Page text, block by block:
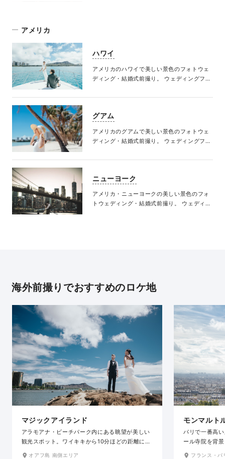
アメリカ
ハワイ
アメリカのハワイで美しい景色のフォトウェ
ディング・結婚式前撮り。 ウェディングフォ
グアム
アメリカのグアムで美しい景色のフォトウェ
ディング・結婚式前撮り。 ウェディングフォ
ニューヨーク
アメリカ・ニューヨークの美しい景色のフォ
トウェディング・結婚式前撮り。 ウェディン
海外前撮りでおすすめのロケ地
マジックアイランド
アラモアナ・ビーチパーク内にある眺望が美しい
観光スポット。ワイキキから10分ほどの距離にあ
り、ダイヤモンドヘッドを遠縁に望みながら美し
オアフ島 南側エリア
モンマルト
パリで一番高
ール寺院を背
一般に開放さ
フランス・パ